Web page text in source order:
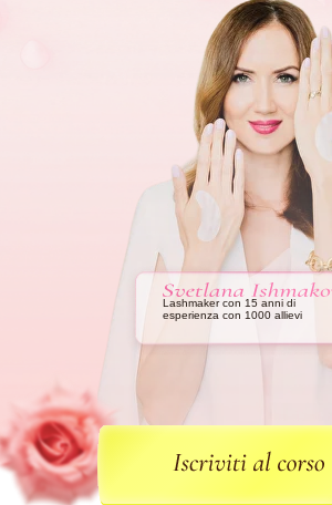
Lashmaker con 15 anni di
esperienza con 1000 allievi